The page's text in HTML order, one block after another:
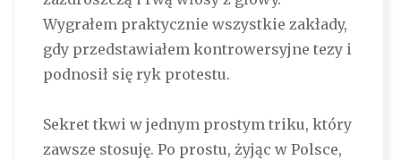
Wygrałem praktycznie wszystkie zakłady,
gdy przedstawiałem kontrowersyjne tezy i
podnosił się ryk protestu.
Sekret tkwi w jednym prostym triku, który
zawsze stosuję. Po prostu, żyjąc w Polsce,